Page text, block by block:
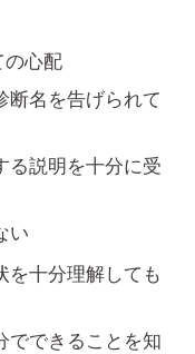
の心配
断名を告げられて
る説明を十分に受
い
を十分理解しても
でできることを知